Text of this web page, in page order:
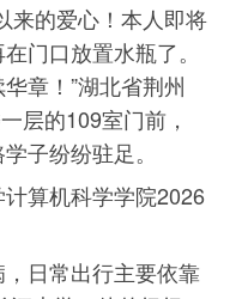
的爱心！本人即将
门口放置水瓶了。
章！”湖北省荆州
层的109室门前，
子纷纷驻足。
算机科学学院2026
日常出行主要依靠